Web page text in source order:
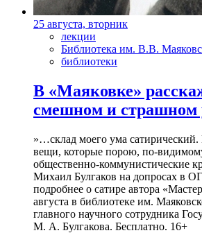
25 августа, вторник
лекции
Библиотека им. В.В.
библиотеки
В «Маяковке»
смешном и страшном
»…склад моего ума
вещи, которые порою, по-
общественно-коммунистические
Михаил Булгаков на допросах в
подробнее о сатире автора
августа в библиотеке им.
главного научного сотрудника
М. А. Булгакова. Бесплатно. 16+